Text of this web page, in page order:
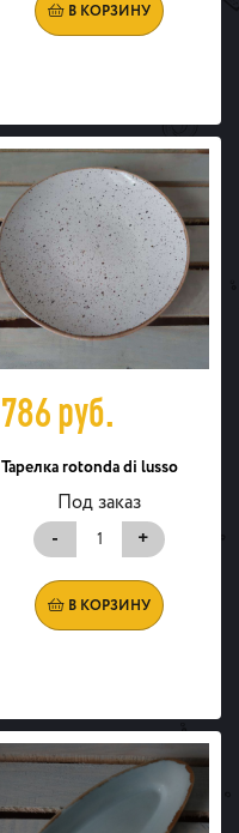
В КОРЗИНУ
786руб.
Тарелка rotonda di lusso
Под заказ
-
+
В КОРЗИНУ